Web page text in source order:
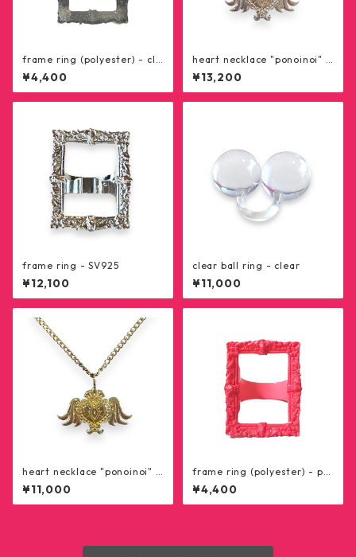
frame ring (polyester) - cle
ar black
¥4,400
heart necklace "ponoinoi" -
SV925
¥13,200
frame ring - SV925
¥12,100
clear ball ring - clear
¥11,000
heart necklace "ponoinoi" -
gold
¥11,000
frame ring (polyester) - pin
k
¥4,400